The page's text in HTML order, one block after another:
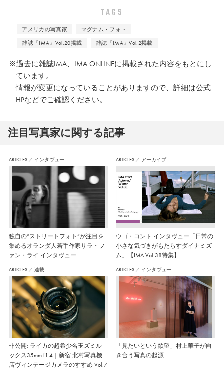
ど、主要な美術館に作品が所蔵され
ている。
TAGS
アメリカの写真家
マグナム・フォト
雑誌『IMA』Vol.20掲載
雑誌『IMA』Vol.2掲載
※過去に雑誌IMA、IMA ONLINEに掲載された内容をもとにし
ています。
情報が変更になっていることがありますので、詳細は公式
HPなどでご確認ください。
注⽬写真家に関する記事
ARTICLES ／ インタヴュー
独自の“ストリートフォト”が注目を
集めるオランダ人若手作家サラ・フ
ァン・ライ インタヴュー
ARTICLES ／ アーカイブ
ウゴ・コント インタヴュー「日常の
小さな気づきがもたらすダイナミズ
ム」【IMA Vol.38特集】
ARTICLES ／ 連載
非公開: ライカの超希少名玉ズミル
ックス35mm f1.4｜新宿 北村写真機
店ヴィンテージカメラのすすめ Vol.7
ARTICLES ／ インタヴュー
「見たいという欲望」村上華子が向
き合う写真の起源